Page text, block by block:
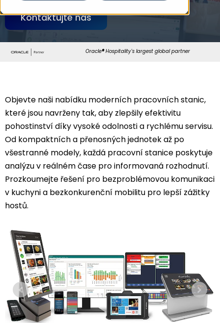
Kontaktujte nás
Oracle®Hospitality's largest global partner
Objevte naši nabídku moderních pracovních stanic,
které jsou navrženy tak, aby zlepšily efektivitu
pohostinství díky vysoké odolnosti a rychlému servisu.
Od kompaktních a přenosných jednotek až po
všestranné modely, každá pracovní stanice poskytuje
analýzu v reálném čase pro informovaná rozhodnutí.
Prozkoumejte řešení pro bezproblémovou komunikaci
v kuchyni a bezkonkurenční mobilitu pro lepší zážitky
hostů.